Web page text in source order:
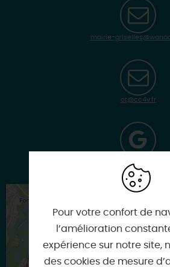
mairie-
ot@cc4v.fr
Itinéraire vers
Pour votre confort de
l’amélioration
expérience sur notre site,
des cookies de mesure